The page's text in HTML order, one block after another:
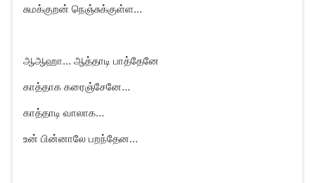
சுமக்குறன் நெஞ்சுக்குள்ள…
ஆஆஹா… ஆத்தாடி பாத்தேனே
காத்தாக கரைஞ்சேனே…
காத்தாடி வாலாக…
உன் பின்னாலே பறந்தேன…